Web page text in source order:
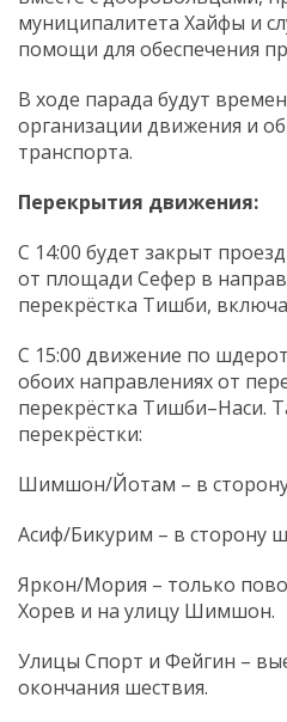
муниципалитета Хайфы и
помощи для обеспечения
В ходе парада будут
организации движения и
транспорта.
Перекрытия движения:
С 14:00 будет закрыт
от площади Сефер в
перекрёстка Тишби,
С 15:00 движение по
обоих направлениях от
перекрёстка Тишби–Наси.
перекрёстки:
Шимшон/Йотам – в
Асиф/Бикурим – в сторону
Яркон/Мория – только
Хорев и на улицу Шимшон.
Улицы Спорт и Фейгин –
окончания шествия.